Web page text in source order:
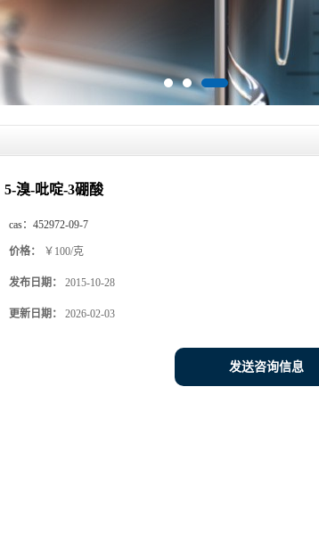
5-溴-吡啶-3硼酸
cas： 452972-09-7
价格： ￥100/克
发布日期： 2015-10-28
更新日期： 2026-02-03
发送咨询信息